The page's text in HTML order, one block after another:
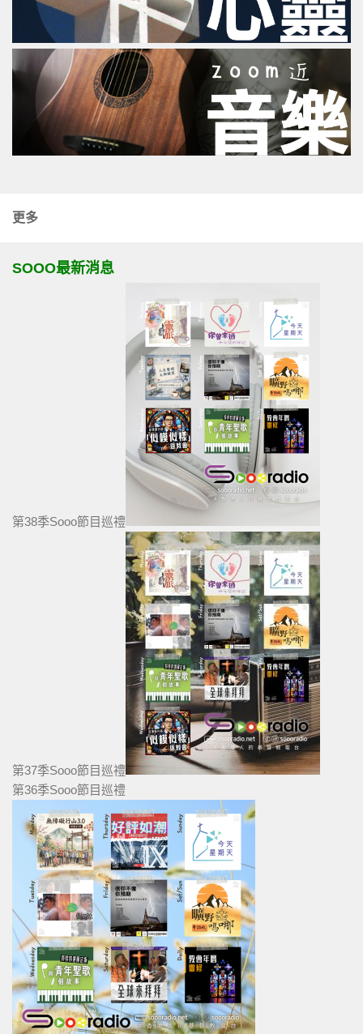
更多
SOOO最新消息
第38季Sooo節目巡禮
第37季Sooo節目巡禮
第36季Sooo節目巡禮